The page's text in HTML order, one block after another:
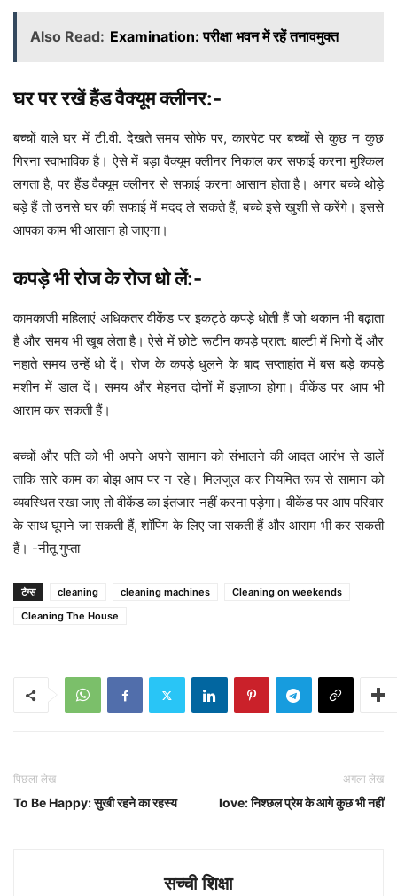
Also Read: Examination: परीक्षा भवन में रहें तनावमुक्त
घर पर रखें हैंड वैक्यूम क्लीनर:-
बच्चों वाले घर में टी.वी. देखते समय सोफे पर, कारपेट पर बच्चों से कुछ न कुछ
गिरना स्वाभाविक है। ऐसे में बड़ा वैक्यूम क्लीनर निकाल कर सफाई करना मुश्किल
लगता है, पर हैंड वैक्यूम क्लीनर से सफाई करना आसान होता है। अगर बच्चे थोड़े
बड़े हैं तो उनसे घर की सफाई में मदद ले सकते हैं, बच्चे इसे खुशी से करेंगे। इससे
आपका काम भी आसान हो जाएगा।
कपड़े भी रोज के रोज धो लें:-
कामकाजी महिलाएं अधिकतर वीकेंड पर इकट्ठे कपड़े धोती हैं जो थकान भी बढ़ाता
है और समय भी खूब लेता है। ऐसे में छोटे रूटीन कपड़े प्रात: बाल्टी में भिगो दें और
नहाते समय उन्हें धो दें। रोज के कपड़े धुलने के बाद सप्ताहांत में बस बड़े कपड़े
मशीन में डाल दें। समय और मेहनत दोनों में इज़ाफा होगा। वीकेंड पर आप भी
आराम कर सकती हैं।
बच्चों और पति को भी अपने अपने सामान को संभालने की आदत आरंभ से डालें
ताकि सारे काम का बोझ आप पर न रहे। मिलजुल कर नियमित रूप से सामान को
व्यवस्थित रखा जाए तो वीकेंड का इंतजार नहीं करना पड़ेगा। वीकेंड पर आप परिवार
के साथ घूमने जा सकती हैं, शॉपिंग के लिए जा सकती हैं और आराम भी कर सकती
हैं। -नीतू गुप्ता
टैग्स cleaning cleaning machines
Cleaning on weekends
Cleaning The House
पिछला लेख
To Be Happy: सुखी रहने का रहस्य
अगला लेख
love: निश्छल प्रेम के आगे कुछ भी नहीं
सच्ची शिक्षा